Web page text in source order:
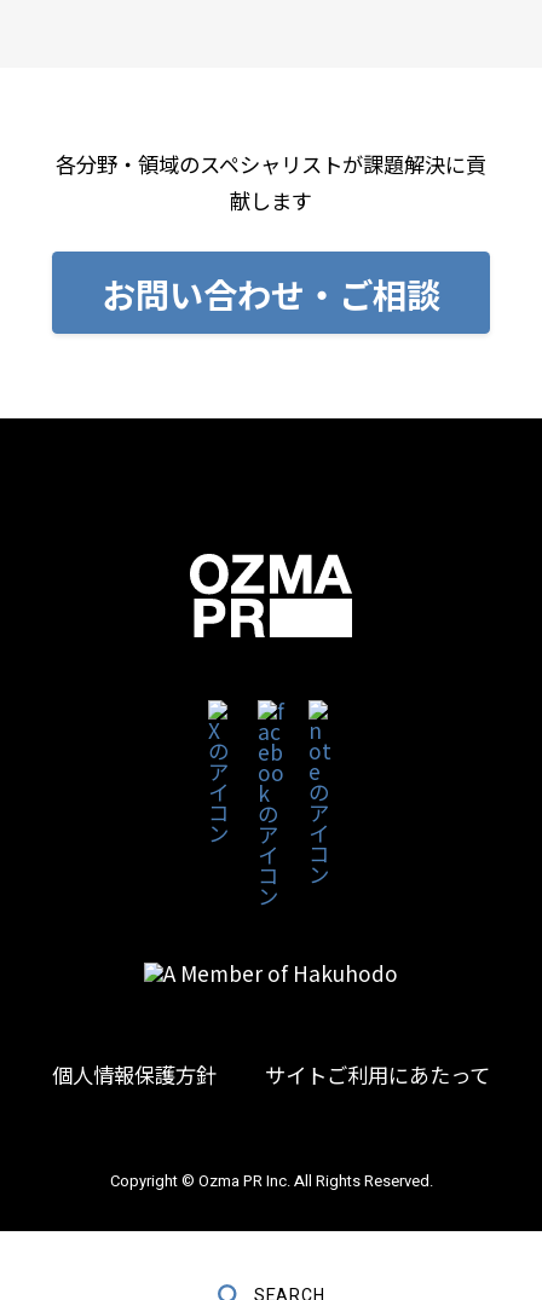
各分野・領域のスペシャリストが課題解決に貢
献します
お問い合わせ・ご相談
個人情報保護方針 サイトご利用にあたって
Copyright © Ozma PR Inc. All Rights Reserved.